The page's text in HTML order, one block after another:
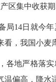
集中收获期
14日就今年
看，我国小麦
地严格落实
温偏高，降水